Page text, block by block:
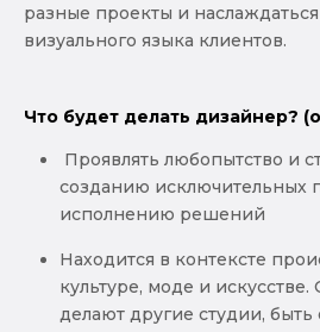
разные проекты и
визуального языка клиентов.
Что будет делать дизайнер?
Проявлять любопытство и
созданию исключительных
исполнению решений
Находится в контексте
культуре, моде и искусстве.
делают другие студии,